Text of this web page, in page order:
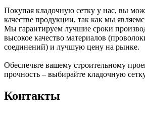
Покупая кладочную сетку у нас, вы
качестве продукции, так как мы
Мы гарантируем лучшие сроки
высокое качество материалов
соединений) и лучшую цену на рынке.
Обеспечьте вашему строительному
прочность – выбирайте кладочную
Контакты